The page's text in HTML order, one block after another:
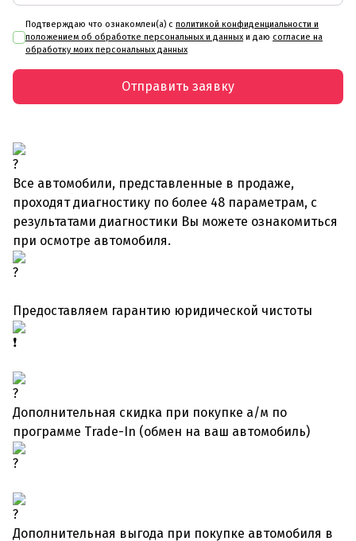
Подтверждаю что ознакомлен(а) с политикой конфиденциальности и
положением об обработке персональных и данных и даю согласие на
обработку моих персональных данных
Отправить заявку
Все автомобили, представленные в продаже,
проходят диагностику по более 48 параметрам, с
результатами диагностики Вы можете ознакомиться
при осмотре автомобиля.
Предоставляем гарантию юридической чистоты
Дополнительная скидка при покупке а/м по
программе Trade-In (обмен на ваш автомобиль)
Дополнительная выгода при покупке автомобиля в